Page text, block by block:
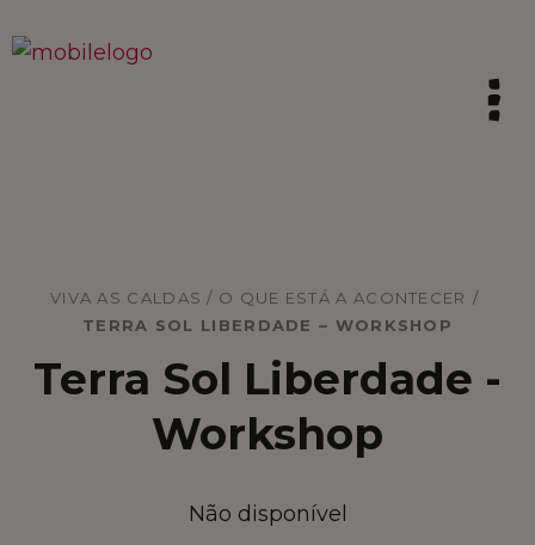
SINTA A TRADIÇÃO
VIVA AS CALDAS
VIVA AS CALDAS / O QUE ESTÁ A ACONTECER /
TERRA SOL LIBERDADE – WORKSHOP
Terra Sol Liberdade -
Workshop
Não disponível